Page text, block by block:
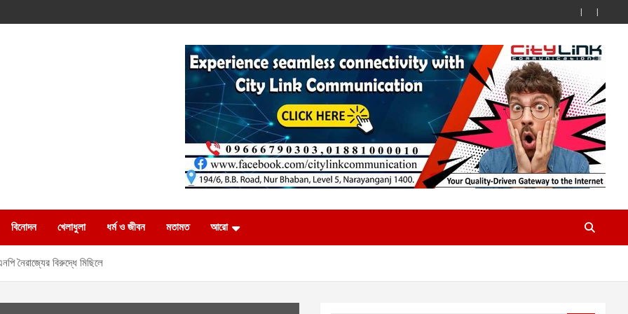
বিনোদন খেলাধুলা ধর্ম ও জীবন মতামত আরো
নৈরাজ্যের বিরুদ্ধে মিছিলে